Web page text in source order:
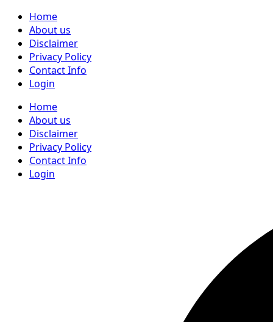
Home
About us
Disclaimer
Privacy Policy
Contact Info
Login
Home
About us
Disclaimer
Privacy Policy
Contact Info
Login